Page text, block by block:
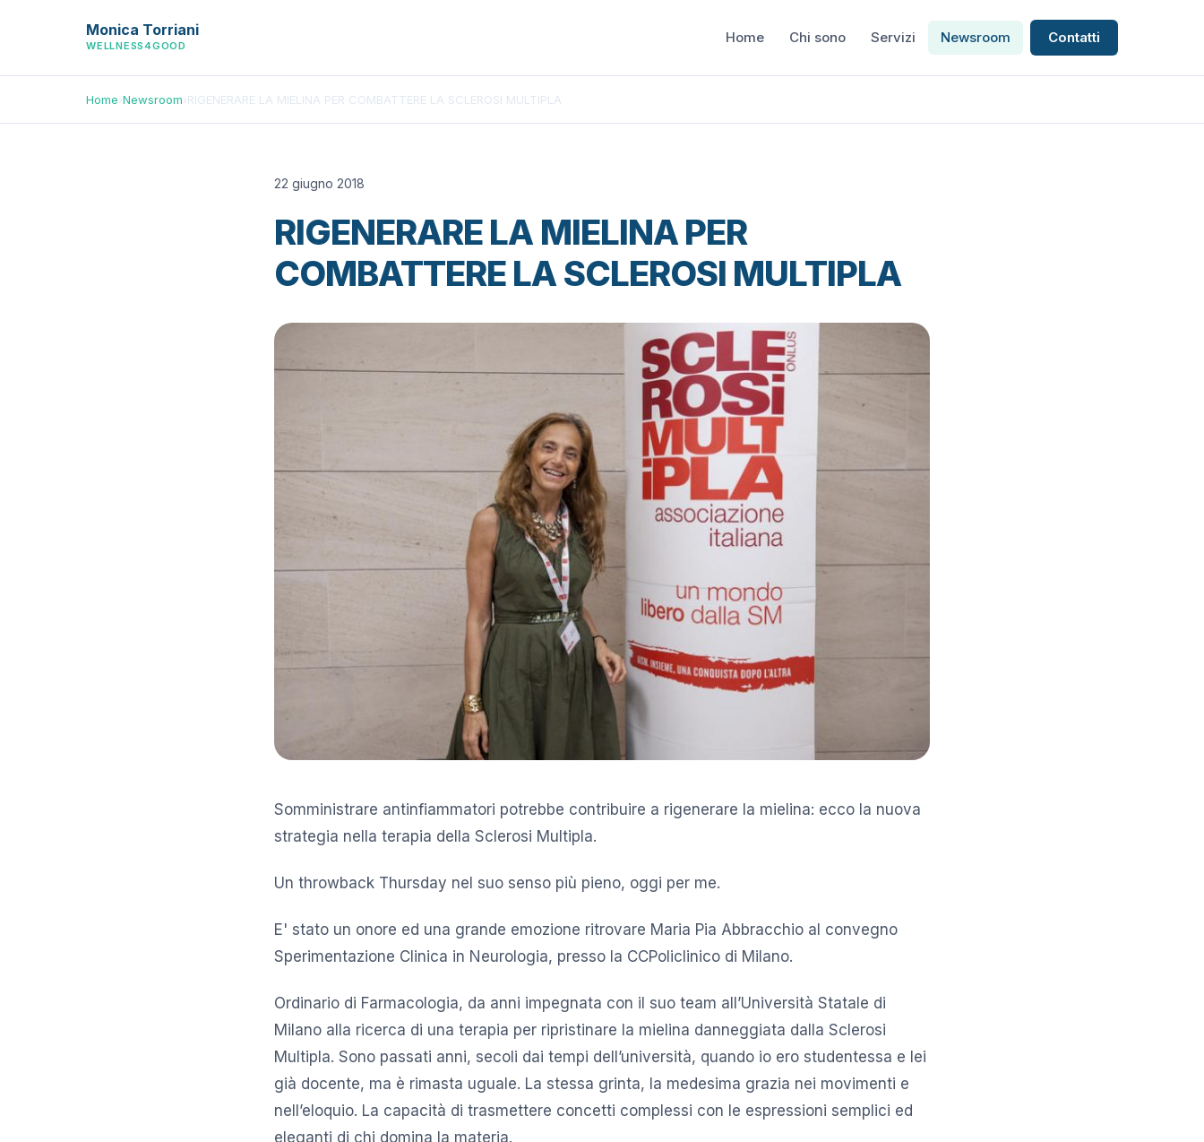
Monica Torriani
WELLNESS4GOOD Home Chi sono Servizi Newsroom Contatti
Home›Newsroom›RIGENERARE LA MIELINA PER COMBATTERE LA SCLEROSI MULTIPLA
22 giugno 2018
RIGENERARE LA MIELINA PER
COMBATTERE LA SCLEROSI MULTIPLA
Somministrare antinfiammatori potrebbe contribuire a rigenerare la mielina: ecco la nuova
strategia nella terapia della Sclerosi Multipla.
Un throwback Thursday nel suo senso più pieno, oggi per me.
E' stato un onore ed una grande emozione ritrovare Maria Pia Abbracchio al convegno
Sperimentazione Clinica in Neurologia, presso la CCPoliclinico di Milano.
Ordinario di Farmacologia, da anni impegnata con il suo team all’Università Statale di
Milano alla ricerca di una terapia per ripristinare la mielina danneggiata dalla Sclerosi
Multipla. Sono passati anni, secoli dai tempi dell’università, quando io ero studentessa e lei
già docente, ma è rimasta uguale. La stessa grinta, la medesima grazia nei movimenti e
nell’eloquio. La capacità di trasmettere concetti complessi con le espressioni semplici ed
eleganti di chi domina la materia.